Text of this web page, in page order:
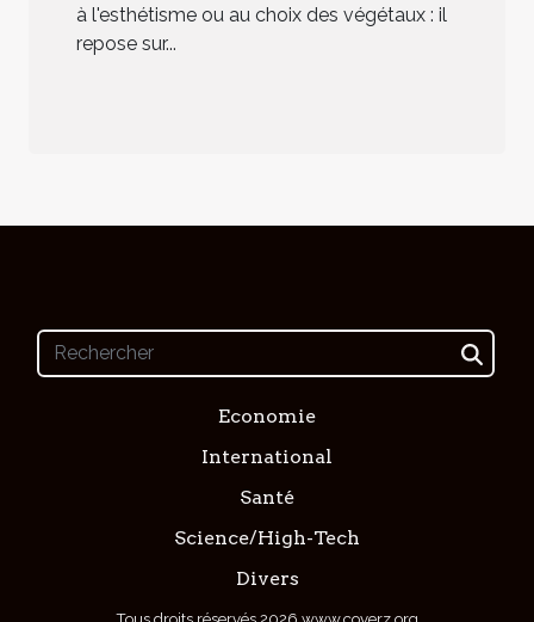
à l'esthétisme ou au choix des végétaux : il
repose sur...
Economie
International
Santé
Science/High-Tech
Divers